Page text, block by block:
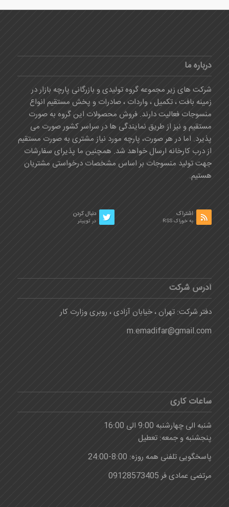
درباره ما
شرکت های زیر مجموعه گروه تولیدی و بازرگانی پارچه بازار در
زمینه بافت ، تکمیل ، واردات ، صادرات و پخش مستقیم انواع
منسوجات فعالیت دارند. فروش محصولات این گروه به صورت
مستقیم و نیز از طریق نمایندگی ها در سراسر کشور صورت می
پذیرد. اما در هر صورت، پارچه مورد نیاز مشتری به صورت مستقیم
از درب کارخانه ارسال خواهد شد. همچنین ما پذیرای سفارشات
جهت تولید منسوجات بر اساس مشخصات درخواستی مشتریان
هستیم.
دنبال کردن
در توییتر
اشتراک
به خوراک RSS
آدرس شرکت
دفتر شرکت: تهران ، خیابان آزادی ، روبری وزارت کار
m.emadifar@gmail.com
ساعات کاری
شنبه الی چهارشنبه 9:00 الی 16:00
پنجشنبه و جمعه: تعطیل
پاسخگویی تلفنی همه روزه: 8:00-24:00
مرتضی عمادی فر 09128573405